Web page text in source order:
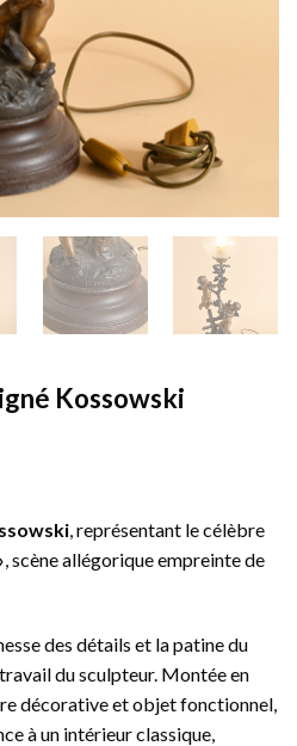
Kossowski
, représentant le célèbre
, scène allégorique empreinte de
des détails et la patine du
du sculpteur. Montée en
décorative et objet fonctionnel,
à un intérieur classique,